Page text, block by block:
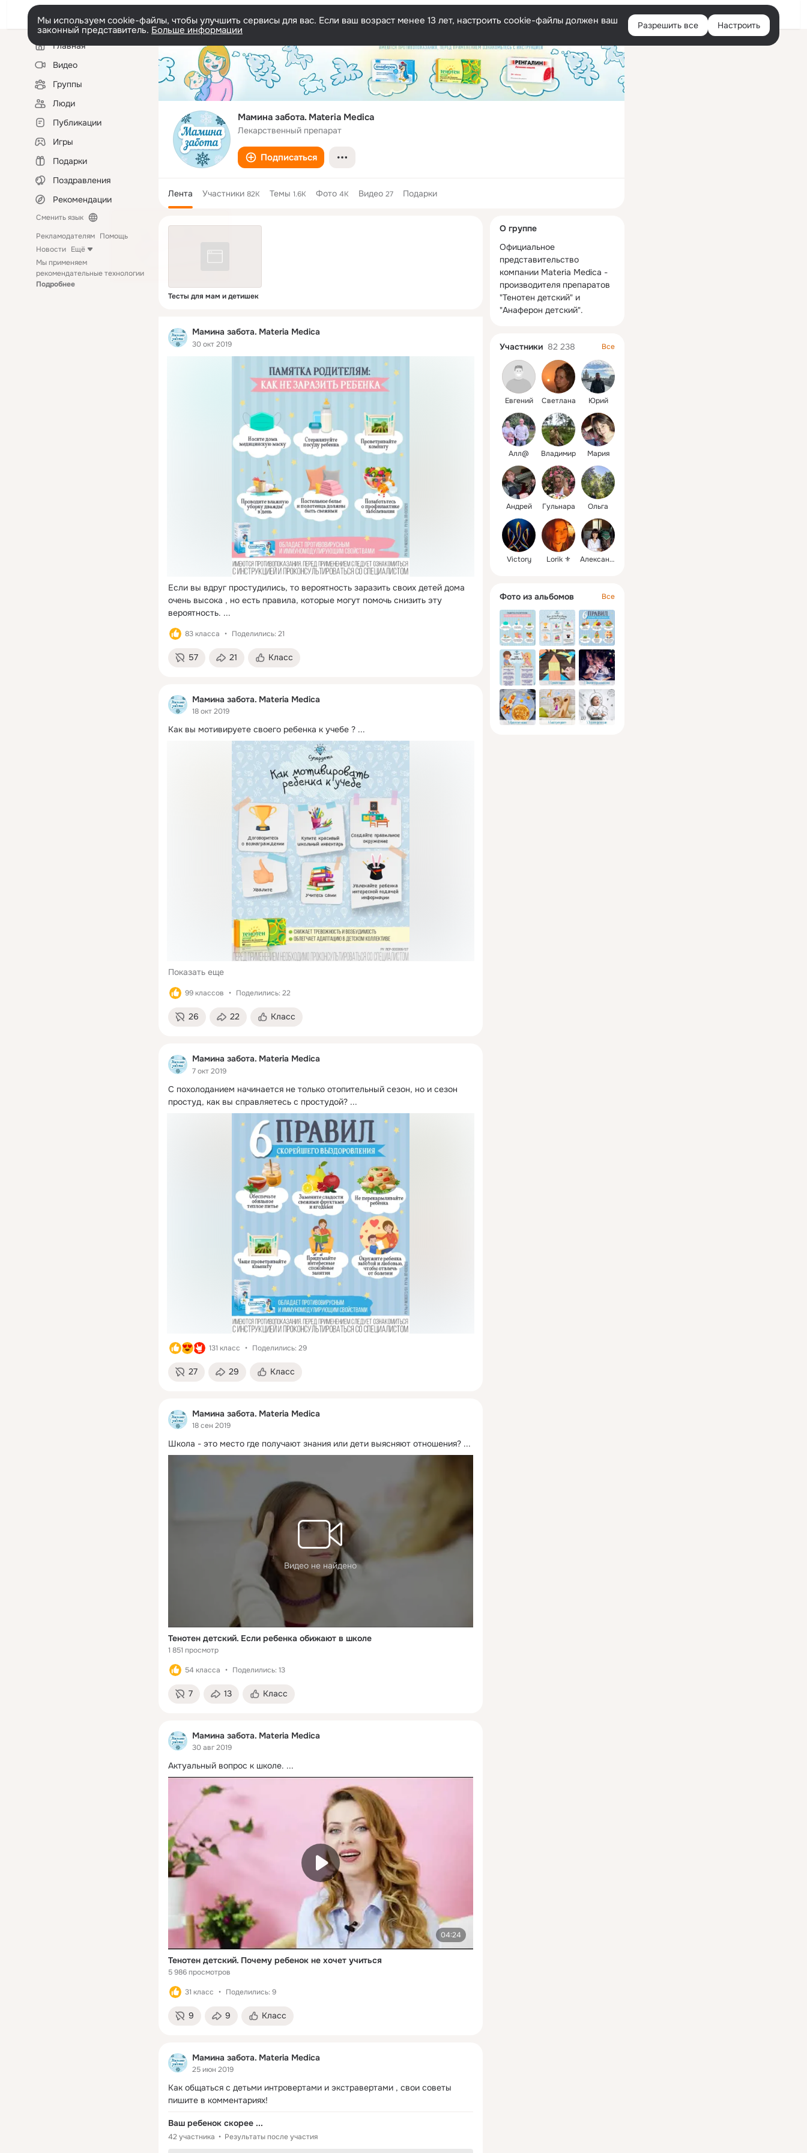
Войти
Мы используем cookie-файлы, чтобы улучшить сервисы для вас. Если ваш возраст менее 13 лет, настроить cookie-файлы должен ваш
законный представитель. Больше информации Разрешить все Настроить
Левая
колонкаГлавная
Видео
Группы
Люди
Публикации
Игры
Подарки
Поздравления
Рекомендации
Сменить язык
Рекламодателям Помощь
Новости Ещё
Мы применяем
рекомендательные технологии
Подробнее
Мамина забота. Materia Medica
Лекарственный препарат
Подписаться
Лента Участники 82K Темы 1.6K Фото 4K Видео 27 Подарки
Тесты для мам и детишек
Мамина забота. Materia Medica
30 окт 2019
Если вы вдруг простудились, то вероятность заразить своих детей дома
очень высока , но есть правила, которые могут помочь снизить эту
вероятность. ...
83 класса Поделились: 21
57 21 Класс
Мамина забота. Materia Medica
18 окт 2019
Как вы мотивируете своего ребенка к учебе ? ...
Показать еще
99 классов Поделились: 22
26 22 Класс
Мамина забота. Materia Medica
7 окт 2019
С похолоданием начинается не только отопительный сезон, но и сезон
простуд, как вы справляетесь с простудой? ...
131 класс Поделились: 29
27 29 Класс
Мамина забота. Materia Medica
18 сен 2019
Школа - это место где получают знания или дети выясняют отношения? ...
Видео не найдено
Тенотен детский. Если ребенка обижают в школе
1 851 просмотр
54 класса Поделились: 13
7 13 Класс
Мамина забота. Materia Medica
30 авг 2019
Актуальный вопрос к школе. ...
04:24
Тенотен детский. Почему ребенок не хочет учиться
5 986 просмотров
31 класс Поделились: 9
9 9 Класс
Мамина забота. Materia Medica
25 июн 2019
Как общаться с детьми интровертами и экстравертами , свои советы
пишите в комментариях!
Ваш ребенок скорее ...
42 участника Результаты после участия
колонка
О группе
Официальное
представительство
компании Materia Medica -
производителя препаратов
"Тенотен детский" и
"Анаферон детский".
Участники 82 238 Все
Евгений Светлана Юрий
Алл@ Владимир Мария
Андрей Гульнара Ольга
Victory Lorik ⚜️ Александра
Фото из альбомов Все